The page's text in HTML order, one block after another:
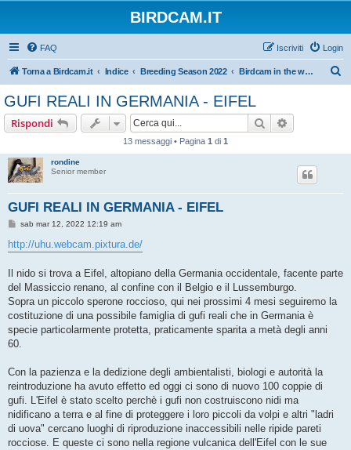
BIRDCAM.IT
FAQ Login
Iscriviti
Torna a Birdcam.it Indice Breeding Season 2022 Birdcam in the world 2022
GUFI REALI IN GERMANIA - EIFEL
Rispondi Cerca
13 messaggi • Pagina 1 di 1
rondine
Senior member
GUFI REALI IN GERMANIA - EIFEL
M
s
s
g
g
i
o
sab mar 12, 2022 12:19 am
http://uhu.webcam.pixtura.de/
Il nido si trova a Eifel, altopiano della Germania occidentale, facente parte
del Massiccio renano, al confine con il Belgio e il Lussemburgo.
Sopra un piccolo sperone roccioso, qui nei prossimi 4 mesi seguiremo la
costituzione di una possibile famiglia di gufi reali che in Germania è
specie particolarmente protetta, praticamente sparita a metà degli anni
60.
Con la pazienza e la dedizione degli ambientalisti, biologi e autorità la
reintroduzione ha avuto effetto ed oggi ci sono di nuovo 100 coppie di
gufi. L'Eifel è stato scelto perchè i gufi non costruiscono nidi ma
nidificano a terra e al fine di proteggere i loro piccoli da volpi e altri "ladri
di uova" cercano luoghi di riproduzione inaccessibili nelle ripide pareti
rocciose. E queste ci sono nella regione vulcanica dell'Eifel con le sue